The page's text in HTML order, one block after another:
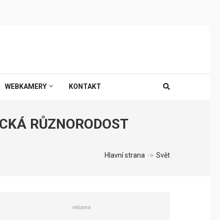
WEBKAMERY KONTAKT
RŮZNORODOST
Hlavní strana -> Svět
reklama